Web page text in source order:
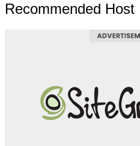
Recommended Host